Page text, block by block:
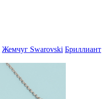
Жемчуг Swarovski Бриллиант